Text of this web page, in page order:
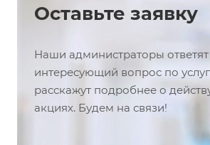
Оставьте заявку
Наши администраторы
интересующий вопрос по
расскажут подробнее о
акциях. Будем на связи!